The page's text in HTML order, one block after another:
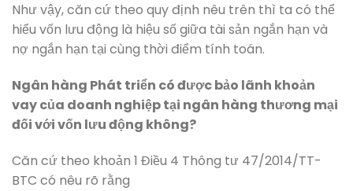
Như vậy, căn cứ theo quy định nêu trên thì ta có thể
hiểu vốn lưu động là hiệu số giữa tài sản ngắn hạn và
nợ ngắn hạn tại cùng thời điểm tính toán.
Ngân hàng Phát triển có được bảo lãnh khoản
vay của doanh nghiệp tại ngân hàng thương mại
đối với vốn lưu động không?
Căn cứ theo khoản 1 Điều 4 Thông tư 47/2014/TT-
BTC có nêu rõ rằng